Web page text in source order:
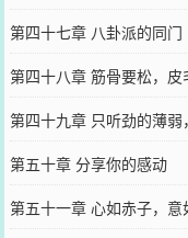
第四十七章 八卦派的同门
第四十八章 筋骨要松，皮
第四十九章 只听劲的薄弱
第五十章 分享你的感动
第五十一章 心如赤子，意